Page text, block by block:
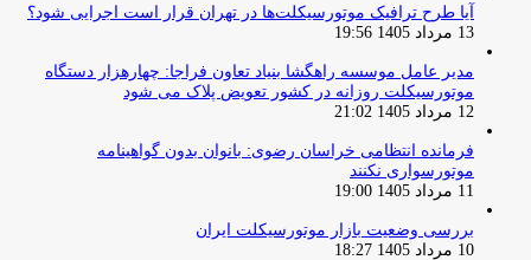
آیا طرح ترافیک موتورسیکلت‌ها در تهران قرار است اجرایی شود؟
13 مرداد 1405 19:56
مدیر عامل موسسه راهگشا بنیاد تعاون فراجا: چهارهزار دستگاه
موتورسیکلت روزانه در کشور تعویض پلاک می شود
12 مرداد 1405 21:02
فرمانده انتظامی خراسان رضوی: بانوان بدون گواهینامه
موتورسواری نکنند
11 مرداد 1405 19:00
بررسی وضعیت بازار موتورسیکلت ایران
10 مرداد 1405 18:27